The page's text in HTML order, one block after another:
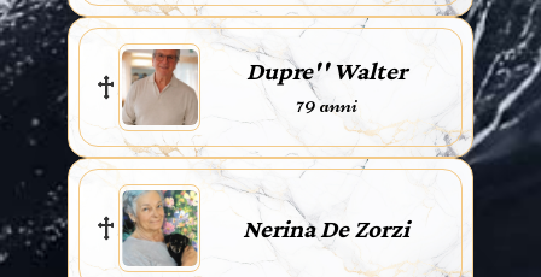
Dupre'' Walter
79 anni
Nerina De Zorzi